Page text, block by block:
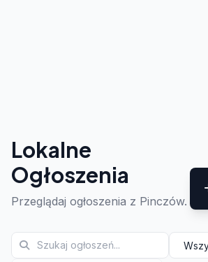
Lokalne
Ogłoszenia
Przeglądaj ogłoszenia z Pinczów.